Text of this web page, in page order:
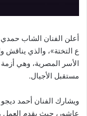
أعلن الفنان الشاب
ع التختة»، والذي يناقش
الأسر المصرية، وهي
مستقبل الأجيال.
ويشارك الفنان أحمد
عاشور، حيث يقدم العمل